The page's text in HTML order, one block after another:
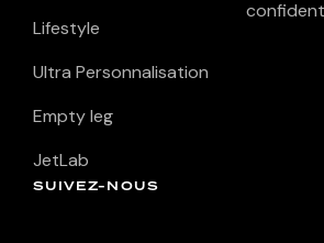
Lifestyle
Ultra Personnalisation
Empty leg
JetLab
SUIVEZ-NOUS